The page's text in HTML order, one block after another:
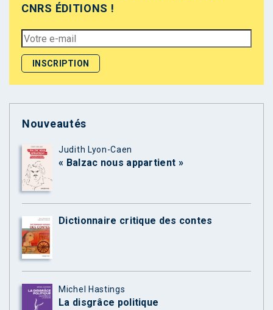
CNRS ÉDITIONS !
Nouveautés
Judith Lyon-Caen
« Balzac nous appartient »
Dictionnaire critique des contes
Michel Hastings
La disgrâce politique